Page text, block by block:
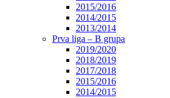
2015/2016
2014/2015
2013/2014
Prva liga – B grupa
2019/2020
2018/2019
2017/2018
2015/2016
2014/2015